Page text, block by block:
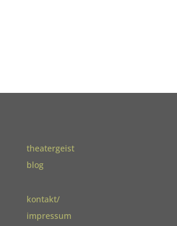
theatergeist
blog
kontakt/
impressum